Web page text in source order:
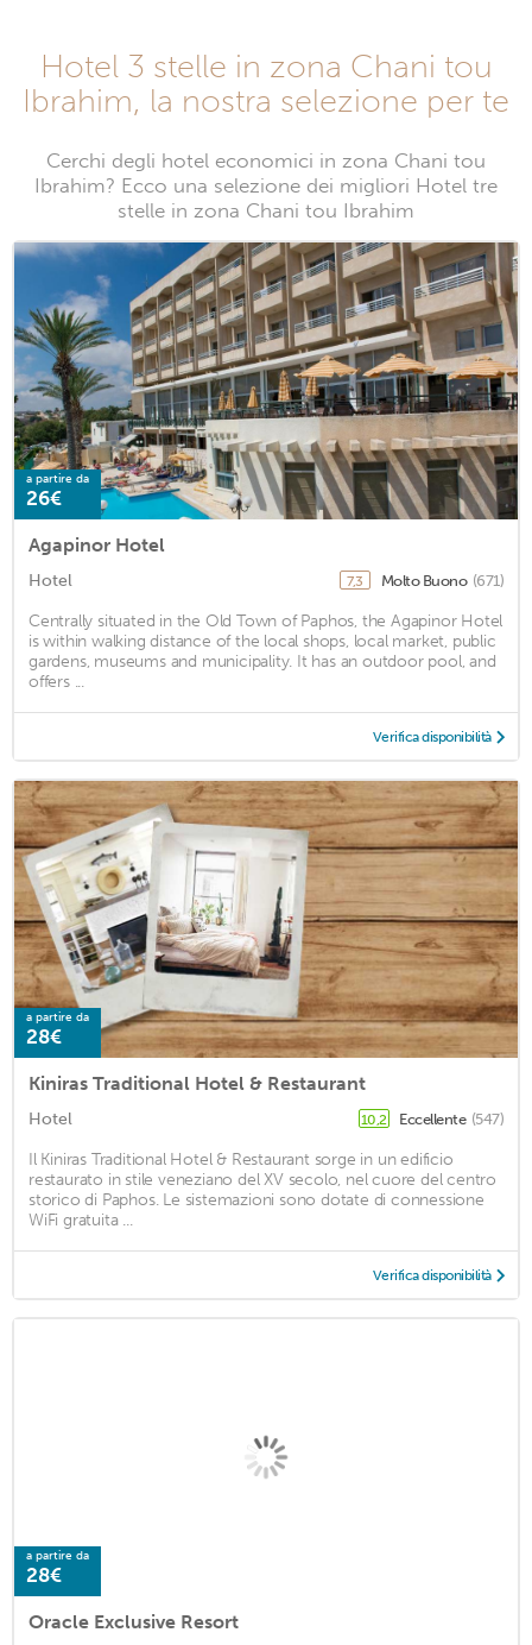
Hotel 3 stelle in zona Chani tou
Ibrahim, la nostra selezione per te
Cerchi degli hotel economici in zona Chani tou
Ibrahim? Ecco una selezione dei migliori Hotel tre
stelle in zona Chani tou Ibrahim
a partire da
26€
Agapinor Hotel
Hotel 7,3 Molto Buono (671)
Centrally situated in the Old Town of Paphos, the Agapinor Hotel
is within walking distance of the local shops, local market, public
gardens, museums and municipality. It has an outdoor pool, and
offers ...
Verifica disponibilità
a partire da
28€
Kiniras Traditional Hotel & Restaurant
Hotel 10,2 Eccellente (547)
Il Kiniras Traditional Hotel & Restaurant sorge in un edificio
restaurato in stile veneziano del XV secolo, nel cuore del centro
storico di Paphos. Le sistemazioni sono dotate di connessione
WiFi gratuita ...
Verifica disponibilità
a partire da
28€
Oracle Exclusive Resort